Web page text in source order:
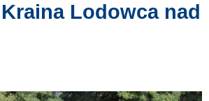
Lodowca nad